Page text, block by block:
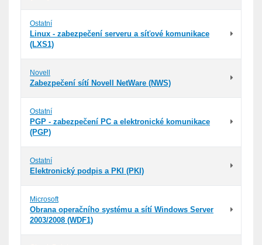
Ostatní
Linux - zabezpečení serveru a síťové komunikace
(LXS1)
Novell
Zabezpečení sítí Novell NetWare (NWS)
Ostatní
PGP - zabezpečení PC a elektronické komunikace
(PGP)
Ostatní
Elektronický podpis a PKI (PKI)
Microsoft
Obrana operačního systému a sítí Windows Server
2003/2008 (WDF1)